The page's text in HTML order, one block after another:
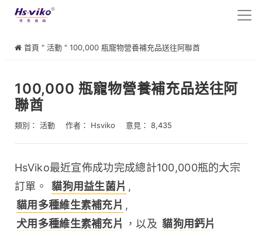
首頁 " 活動 " 100,000 瓶寵物營養補充品送往阿聯酋
100,000 瓶寵物營養補充品送往阿
聯酋
類別： 活動 作者： Hsviko 意見： 8,435
HsViko最近宣佈成功完成總計100,000瓶的大宗
訂單。
貓狗用益生菌片
貓用多種維生素補充片
犬用多種維生素補充片
，以及 貓狗用鈣片